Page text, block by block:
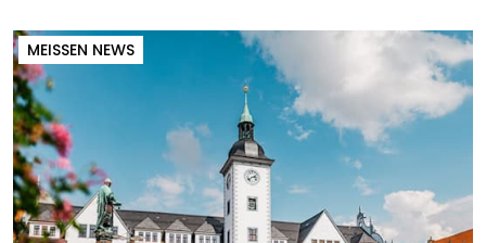
MEISSEN NEWS